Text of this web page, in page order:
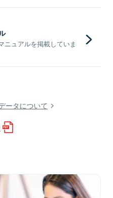
ニュアルを掲載していま
ータについて